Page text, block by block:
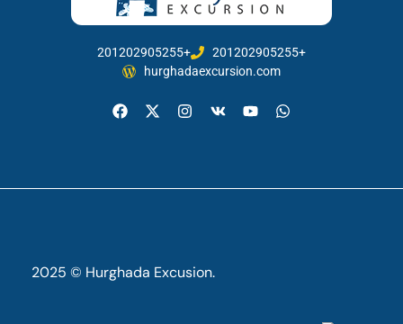
201202905255+
201202905255+
hurghadaexcursion.com
2025 © Hurghada Excusion.